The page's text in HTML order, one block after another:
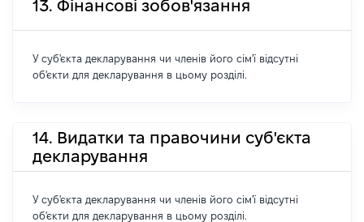
13. Фінансові зобов'язання
У суб'єкта декларування чи членів його сім'ї відсутні
об'єкти для декларування в цьому розділі.
14. Видатки та правочини суб'єкта
декларування
У суб'єкта декларування чи членів його сім'ї відсутні
об'єкти для декларування в цьому розділі.